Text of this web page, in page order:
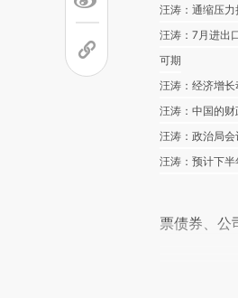
汪涛：通缩压
汪涛：7月进出
可期
汪涛：经济增
汪涛：中国的
汪涛：政治局
汪涛：预计下
票债券、公